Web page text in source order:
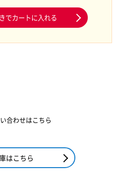
でカートに入れる
合わせはこちら
はこちら